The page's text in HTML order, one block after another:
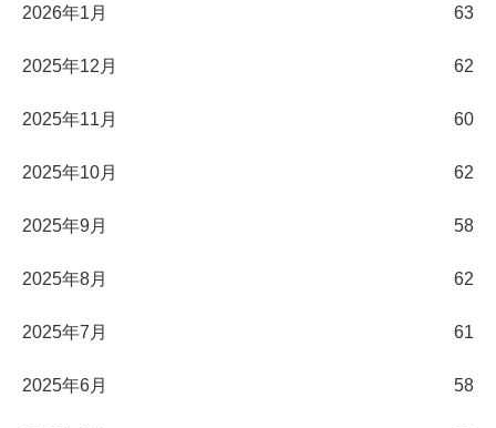
2026年1月 63
2025年12月 62
2025年11月 60
2025年10月 62
2025年9月 58
2025年8月 62
2025年7月 61
2025年6月 58